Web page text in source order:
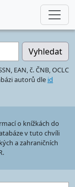
Vyhledat
EAN, č. ČNB, OCLC
autorů dle id
o knížkách do
v tuto chvíli
a zahraničních